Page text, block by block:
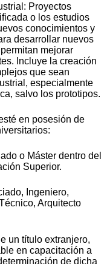
Proyectos
o los estudios
conocimientos y
desarrollar nuevos
mejorar
Incluye la creación
que sean
especialmente
salvo los prototipos.
en posesión de
o Máster dentro del
Superior.
Ingeniero,
Arquitecto
un título extranjero,
en capacitación a
de dicha